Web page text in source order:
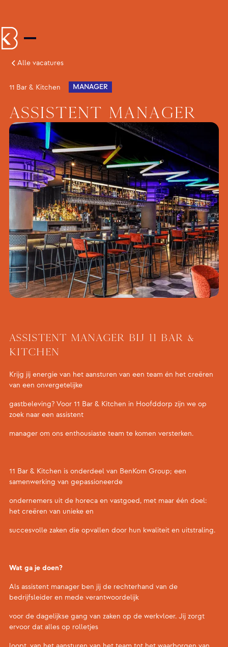
Alle vacatures
11 Bar & Kitchen MANAGER
Assistent Manager
Assistent manager bij 11 Bar &
Kitchen
Krijg jij energie van het aansturen van een team én het creëren
van een onvergetelijke
gastbeleving? Voor 11 Bar & Kitchen in Hoofddorp zijn we op
zoek naar een assistent
manager om ons enthousiaste team te komen versterken.
11 Bar & Kitchen is onderdeel van BenKom Group; een
samenwerking van gepassioneerde
ondernemers uit de horeca en vastgoed, met maar één doel:
het creëren van unieke en
succesvolle zaken die opvallen door hun kwaliteit en uitstraling.
Wat ga je doen?
Als assistent manager ben jij de rechterhand van de
bedrijfsleider en mede verantwoordelijk
voor de dagelijkse gang van zaken op de werkvloer. Jij zorgt
ervoor dat alles op rolletjes